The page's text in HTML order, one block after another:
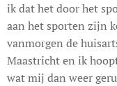
ik dat het door het
aan het sporten zijn
vanmorgen de
Maastricht en ik
wat mij dan weer